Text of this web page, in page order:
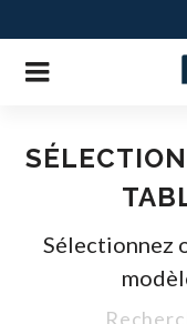
Sélectionnez